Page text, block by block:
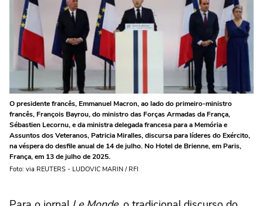
O presidente francês, Emmanuel Macron, ao lado do primeiro-ministro
francês, François Bayrou, do ministro das Forças Armadas da França,
Sébastien Lecornu, e da ministra delegada francesa para a Memória e
Assuntos dos Veteranos, Patricia Miralles, discursa para líderes do Exército,
na véspera do desfile anual de 14 de julho. No Hotel de Brienne, em Paris,
França, em 13 de julho de 2025.
Foto: via REUTERS - LUDOVIC MARIN / RFI